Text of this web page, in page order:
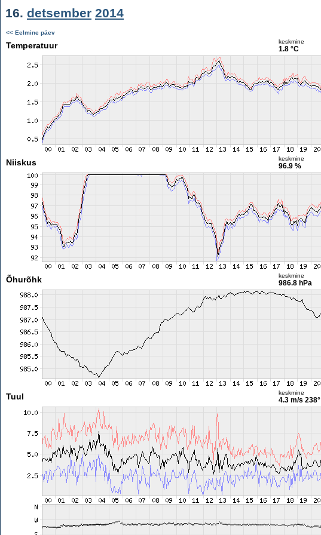
16. detsember 2014
<< Eelmine päev
Temperatuur keskmine
1.8 °C
Niiskus keskmine
96.9 %
Õhurõhk keskmine
986.8 hPa
Tuul keskmine
4.3 m/s 238°